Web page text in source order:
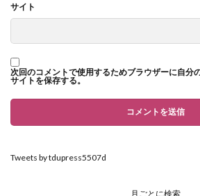
サイト
次回のコメントで使用するためブラウザーに自分
サイトを保存する。
Tweets by tdupress5507d
月ごとに検索